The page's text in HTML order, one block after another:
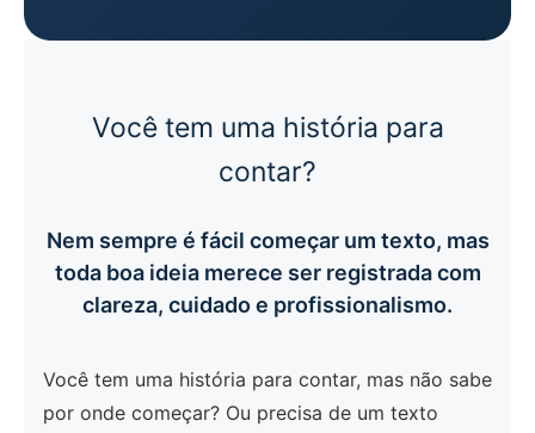
Você tem uma história para
contar?
Nem sempre é fácil começar um texto, mas
toda boa ideia merece ser registrada com
clareza, cuidado e profissionalismo.
Você tem uma história para contar, mas não sabe
por onde começar? Ou precisa de um texto